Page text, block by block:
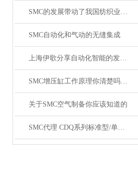
SMC的发展带动了我国纺织业的发展
SMC自动化和气动的无缝集成
上海伊歌分享自动化智能的发展这将成为现实
SMC增压缸工作原理你清楚吗？SMC气缸工作原理
关于SMC空气制备你应该知道的
SMC代理 CDQ系列标准型/单杆双作用薄型气缸原装正品